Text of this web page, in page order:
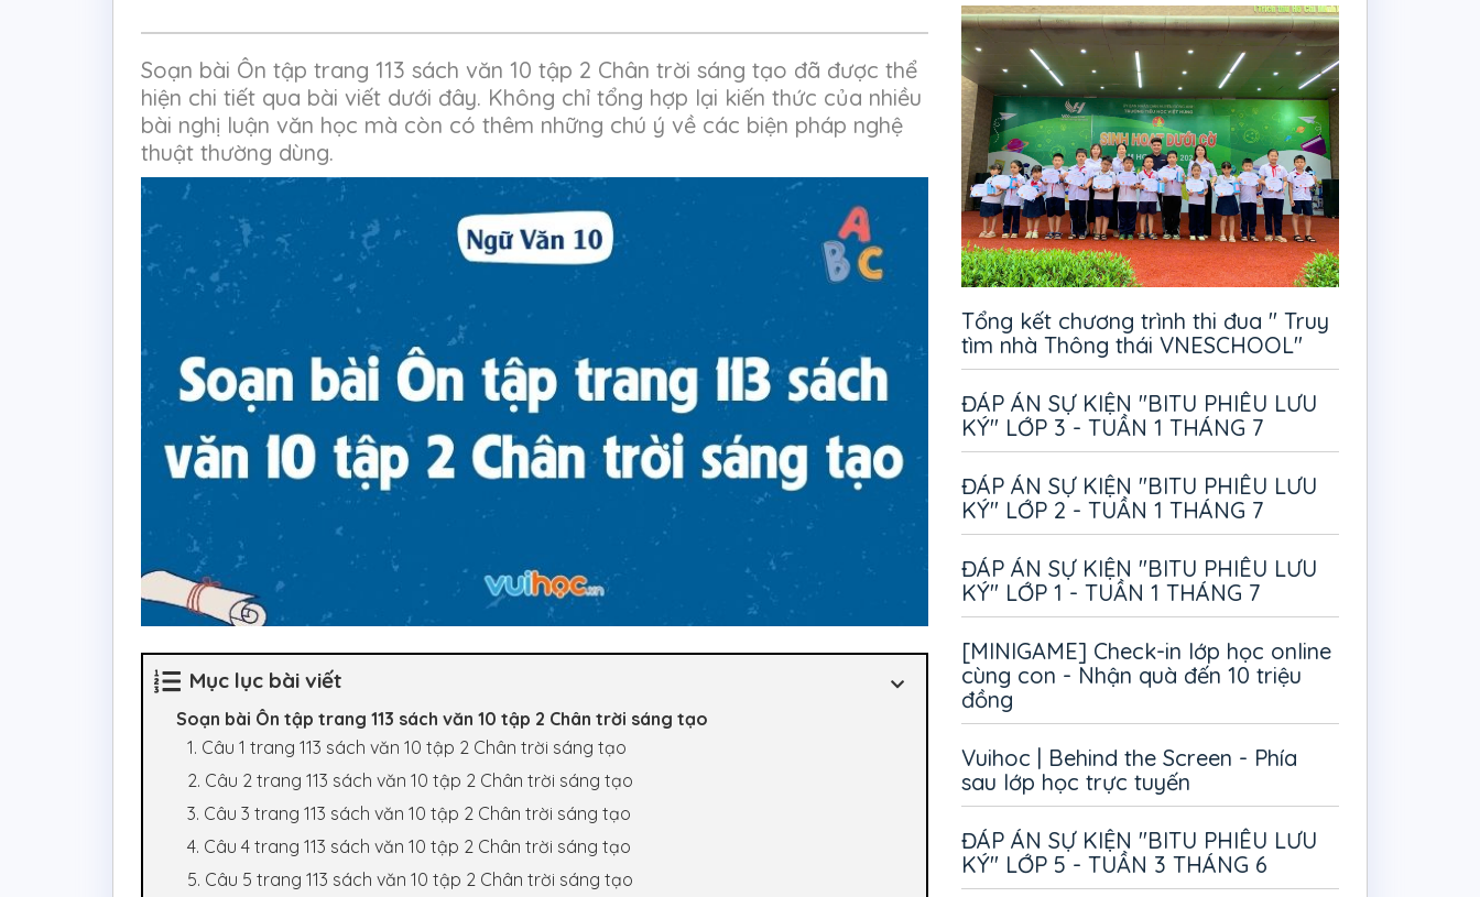
Soạn bài Ôn tập trang 113 sách văn 10 tập 2 Chân trời sáng tạo đã được thể
hiện chi tiết qua bài viết dưới đây. Không chỉ tổng hợp lại kiến thức của nhiều
bài nghị luận văn học mà còn có thêm những chú ý về các biện pháp nghệ
thuật thường dùng.
Mục lục bài viết
Soạn bài Ôn tập trang 113 sách văn 10 tập 2 Chân trời sáng tạo
1. Câu 1 trang 113 sách văn 10 tập 2 Chân trời sáng tạo
2. Câu 2 trang 113 sách văn 10 tập 2 Chân trời sáng tạo
3. Câu 3 trang 113 sách văn 10 tập 2 Chân trời sáng tạo
4. Câu 4 trang 113 sách văn 10 tập 2 Chân trời sáng tạo
5. Câu 5 trang 113 sách văn 10 tập 2 Chân trời sáng tạo
Tổng kết chương trình thi đua " Truy
tìm nhà Thông thái VNESCHOOL"
ĐÁP ÁN SỰ KIỆN "BITU PHIÊU LƯU
KÝ" LỚP 3 - TUẦN 1 THÁNG 7
ĐÁP ÁN SỰ KIỆN "BITU PHIÊU LƯU
KÝ" LỚP 2 - TUẦN 1 THÁNG 7
ĐÁP ÁN SỰ KIỆN "BITU PHIÊU LƯU
KÝ" LỚP 1 - TUẦN 1 THÁNG 7
[MINIGAME] Check-in lớp học online
cùng con - Nhận quà đến 10 triệu
đồng
Vuihoc | Behind the Screen - Phía
sau lớp học trực tuyến
ĐÁP ÁN SỰ KIỆN "BITU PHIÊU LƯU
KÝ" LỚP 5 - TUẦN 3 THÁNG 6